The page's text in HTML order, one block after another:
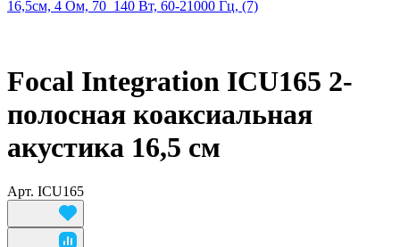
Focal Integration ICU165 2-
полосная коаксиальная
акустика 16,5 см
Арт. ICU165